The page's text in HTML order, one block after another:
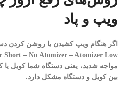
ویپ و پاد
اگر هنگام ویپ کشیدن یا روشن کردن
Short – No Atomizer – Atomizer Low
مواجه شدید، یعنی دستگاه شما کویل یا
بین کویل و دستگاه مشکل دارد.